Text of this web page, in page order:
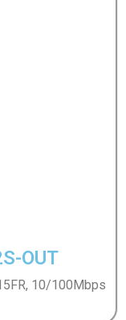
OUT
10/100Mbps